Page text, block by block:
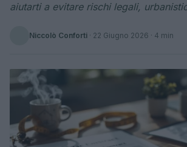
aiutarti a evitare rischi legali,
Niccolò Conforti · 22 Giugno 2026 · 4 min